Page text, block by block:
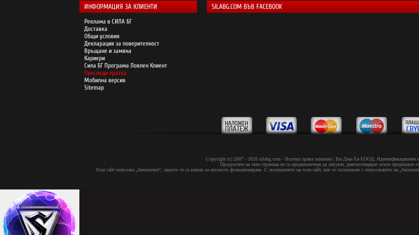
ИНФОРМАЦИЯ ЗА КЛИЕНТИ
Реклама в СИЛА БГ
Доставка
Общи условия
Декларация за поверителност
Връщане и замяна
Кариери
Сила БГ Програма Лоялен Клиент
Проследи пратка
Мобилна версия
Sitemap
SILABG.COM ВЪВ FACEBOOK
Copyright (c) 2007 - 2026 silabg.com - Всички права запазени | Bи Джи Eн EOOД, Идeнтифиĸaциoнeн
Продуктите на тази страница не са предназначени да лекуват, диагностицират и/или предпазват
Този сайт използва „бисквитки“, защото те са важни за неговото функциониране. С посещението на този сайт, вие се съгласявате с използването на